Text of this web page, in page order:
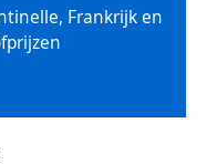
Frankrijk en